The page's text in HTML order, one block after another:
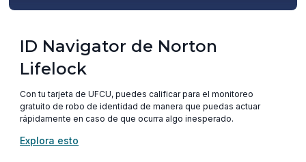
ID Navigator de Norton
Lifelock
Con tu tarjeta de UFCU, puedes calificar para el monitoreo
gratuito de robo de identidad de manera que puedas actuar
rápidamente en caso de que ocurra algo inesperado.
Explora esto